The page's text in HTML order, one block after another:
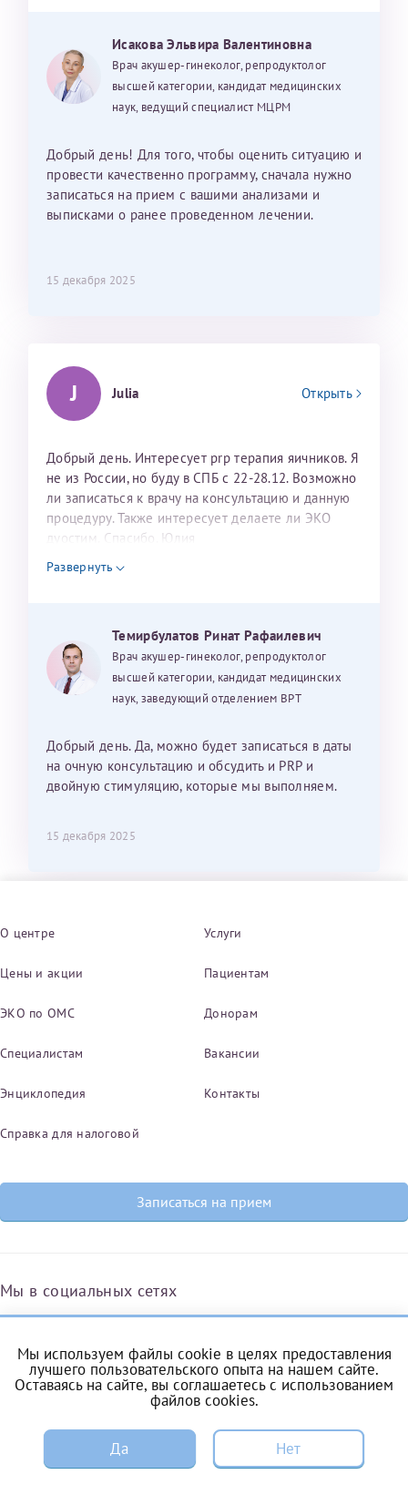
Исакова Эльвира Валентиновна
Врач акушер-гинеколог, репродуктолог
высшей категории, кандидат медицинских
наук, ведущий специалист МЦРМ
Добрый день! Для того, чтобы оценить ситуацию и
провести качественно программу, сначала нужно
записаться на прием с вашими анализами и
выписками о ранее проведенном лечении.
15 декабря 2025
J Julia Открыть
Добрый день. Интересует prp терапия яичников. Я
не из России, но буду в СПБ с 22-28.12. Возможно
ли записаться к врачу на консультацию и данную
процедуру. Также интересует делаете ли ЭКО
дуостим. Спасибо. Юлия
Развернуть
Темирбулатов Ринат Рафаилевич
Врач акушер-гинеколог, репродуктолог
высшей категории, кандидат медицинских
наук, заведующий отделением ВРТ
Добрый день. Да, можно будет записаться в даты
на очную консультацию и обсудить и PRP и
двойную стимуляцию, которые мы выполняем.
15 декабря 2025
О центре Услуги
Цены и акции Пациентам
ЭКО по ОМС Донорам
Специалистам Вакансии
Энциклопедия Контакты
Справка для налоговой
Записаться на прием
Мы в социальных сетях
Вконтакте ОдноклассникиЯндекс.Дзен Telegram Max
Комендантский проспект, 53/1A
Мы используем файлы cookie в целях предоставления
лучшего пользовательского опыта на нашем сайте.
Оставаясь на сайте, вы соглашаетесь с использованием
файлов cookies.
Да Нет
ЗАПИСЬ